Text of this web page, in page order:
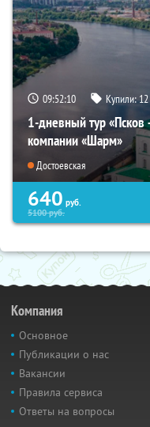
09:52:08 Купили:12
1-дневный тур
компании «Шарм»
Достоевская
640 руб.
5100руб.
Компания
Основное
Публикации о нас
Вакансии
Правила сервиса
Ответы на вопросы